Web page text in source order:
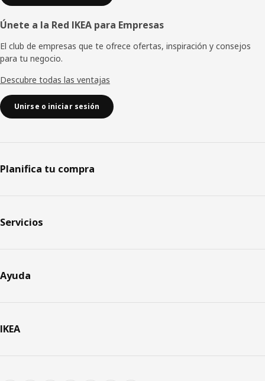
Únete a la Red IKEA para Empresas
El club de empresas que te ofrece ofertas, inspiración y consejos
para tu negocio.
Descubre todas las ventajas
Unirse o iniciar sesión
Planifica tu compra
Servicios
Ayuda
IKEA